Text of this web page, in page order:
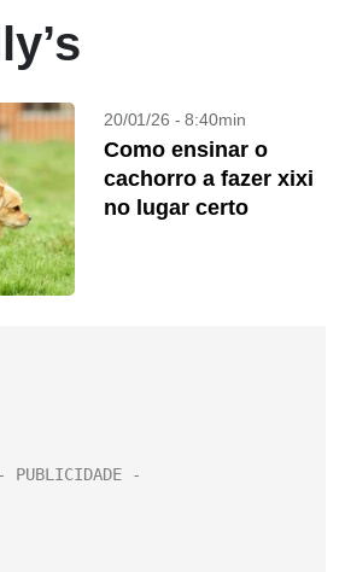
20/01/26 - 8:40min
Como ensinar o
cachorro a fazer xixi
no lugar certo